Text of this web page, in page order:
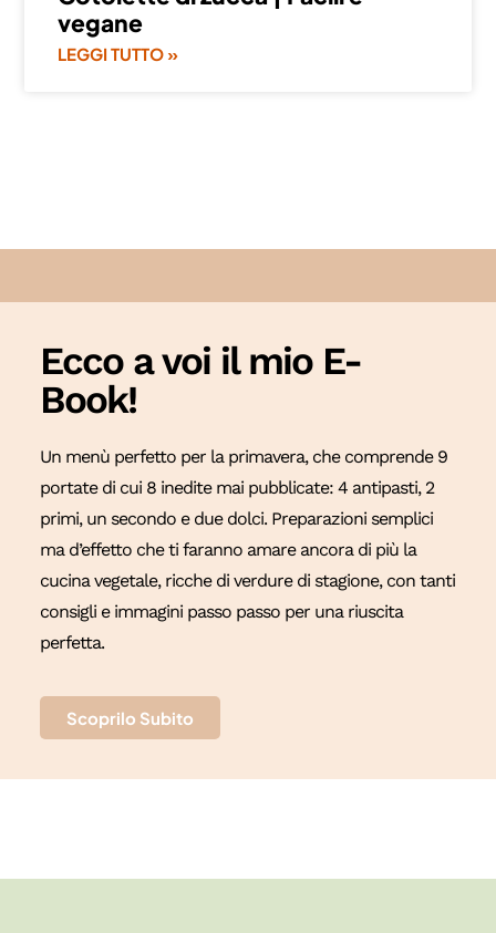
vegane
LEGGI TUTTO »
Ecco a voi il mio E-
Book!
Un menù perfetto per la primavera, che comprende 9
portate di cui 8 inedite mai pubblicate: 4 antipasti, 2
primi, un secondo e due dolci. Preparazioni semplici
ma d’effetto che ti faranno amare ancora di più la
cucina vegetale, ricche di verdure di stagione, con tanti
consigli e immagini passo passo per una riuscita
perfetta.
Scoprilo Subito